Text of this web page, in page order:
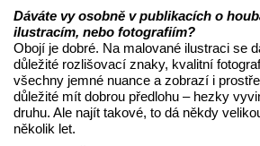
Dáváte vy osobně v publikacích o
ilustracím, nebo fotografiím?
Obojí je dobré. Na malované ilustraci se
důležité rozlišovací znaky, kvalitní
všechny jemné nuance a zobrazí i
důležité mít dobrou předlohu – hezky
druhu. Ale najít takové, to dá někdy
několik let.